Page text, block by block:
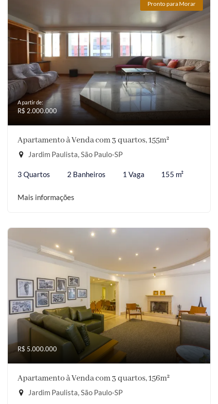
Pronto para Morar
A partir de:
R$ 2.000.000
Apartamento à Venda com 3 quartos, 155m²
Jardim Paulista, São Paulo-SP
3 Quartos 2 Banheiros 1 Vaga 155 m²
Mais informações
R$ 5.000.000
Apartamento à Venda com 3 quartos, 156m²
Jardim Paulista, São Paulo-SP